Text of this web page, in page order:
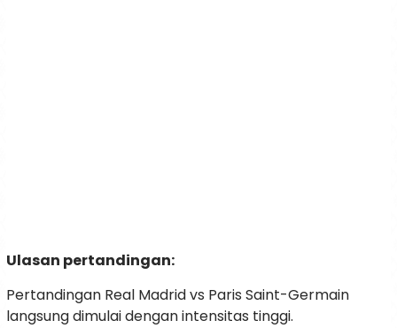
Ulasan pertandingan:
Pertandingan Real Madrid vs Paris Saint-Germain
langsung dimulai dengan intensitas tinggi.